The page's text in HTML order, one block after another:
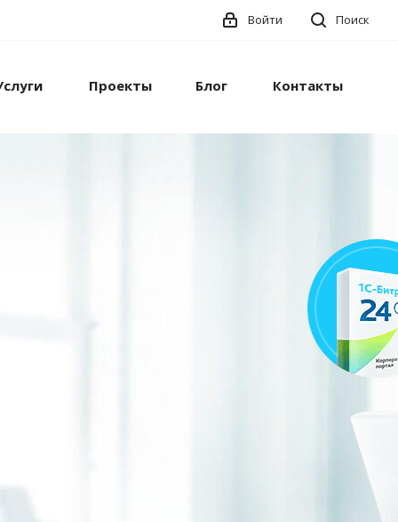
Поиск
Войти
Проекты Блог Контакты